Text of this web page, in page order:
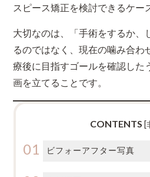
スピース矯正を検討できるケー
大切なのは、「手術をするか、
るのではなく、現在の噛み合わ
療後に目指すゴールを確認した
画を立てることです。
CONTENTS [
ビフォーアフター写真